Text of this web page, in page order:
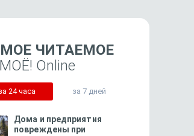
ЧИТАЕМОЕ
Online
24 часа за 7 дней
Дома и предприятия
повреждены при